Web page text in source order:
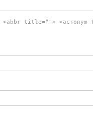
title=""> <acronym